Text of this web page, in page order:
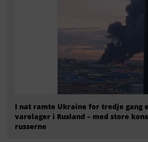
I nat ramte Ukraine for tredje gang
varelager i Rusland – med store
russerne